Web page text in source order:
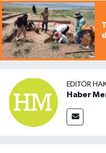
EDITÖR
Haber